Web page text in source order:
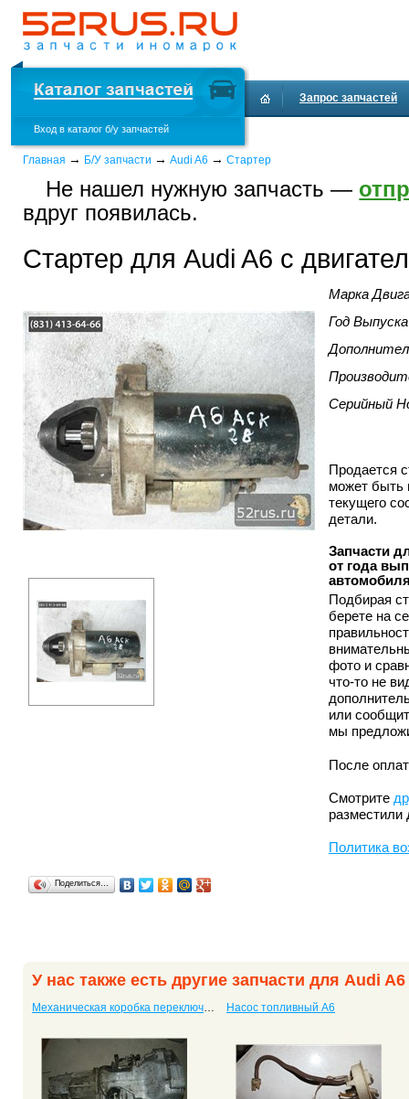
Вход в каталог б/у запчастей
Запрос запчастей
Главная → Б/У запчасти → Audi A6 → Стартер
Не нашел нужную запчасть —
вдруг появилась.
Стартер для Audi A6 c
Марка
Год Выпуска
Серийный
Продается
может быть
текущего
детали.
Запчасти
от года
Подбирая
берете на
фото и
что-то не
или
мы
После
Смотрите
Политика
Поделиться…
У нас также есть другие запчасти для Audi A6
Механическая коробка переключения передач (КПП, трансмиссия) A6 c двигателем ACK Насос топливный A6